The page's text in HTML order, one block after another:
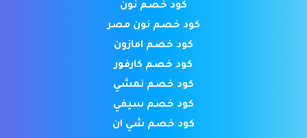
كود خصم نون
كود خصم نون مصر
كود خصم امازون
كود خصم كارفور
كود خصم نمشي
كود خصم سيفي
كود خصم شي ان